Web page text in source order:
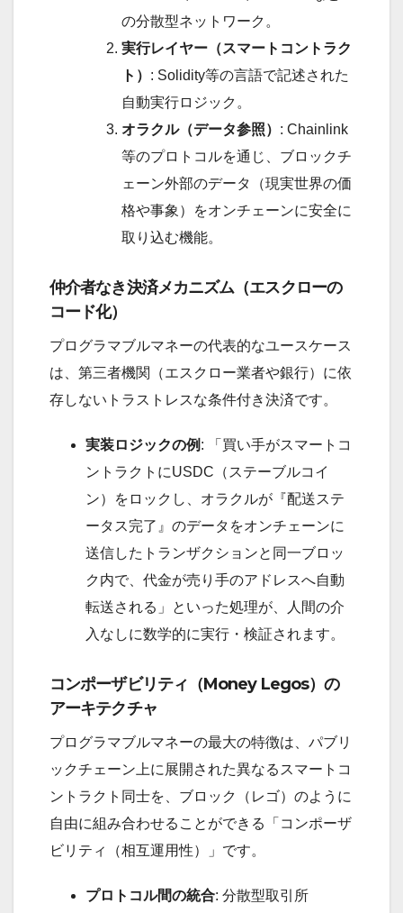
の分散型ネットワーク。
実行レイヤー（スマートコントラク
ト） : Solidity等の言語で記述された
自動実行ロジック。
オラクル（データ参照） : Chainlink
等のプロトコルを通じ、ブロックチ
ェーン外部のデータ（現実世界の価
格や事象）をオンチェーンに安全に
取り込む機能。
仲介者なき決済メカニズム（エスクローの
コード化）
プログラマブルマネーの代表的なユースケース
は、第三者機関（エスクロー業者や銀行）に依
存しないトラストレスな条件付き決済です。
実装ロジックの例 : 「買い手がスマートコ
ントラクトにUSDC（ステーブルコイ
ン）をロックし、オラクルが『配送ステ
ータス完了』のデータをオンチェーンに
送信したトランザクションと同一ブロッ
ク内で、代金が売り手のアドレスへ自動
転送される」といった処理が、人間の介
入なしに数学的に実行・検証されます。
コンポーザビリティ（Money Legos）の
アーキテクチャ
プログラマブルマネーの最大の特徴は、パブリ
ックチェーン上に展開された異なるスマートコ
ントラクト同士を、ブロック（レゴ）のように
自由に組み合わせることができる「コンポーザ
ビリティ（相互運用性）」です。
プロトコル間の統合: 分散型取引所